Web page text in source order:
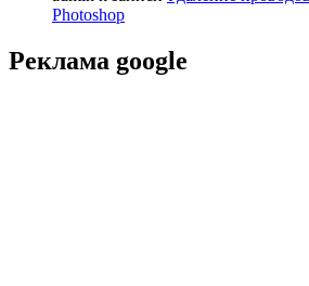
Photoshop
Реклама google